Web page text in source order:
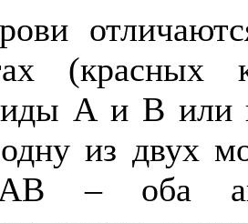
(красных
А и В или
из двух
– оба